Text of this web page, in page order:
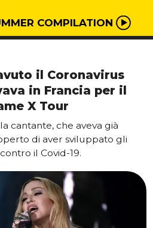
COMPILATION
il Coronavirus
in Francia per il
X Tour
cantante, che aveva già
di aver sviluppato gli
il Covid-19.